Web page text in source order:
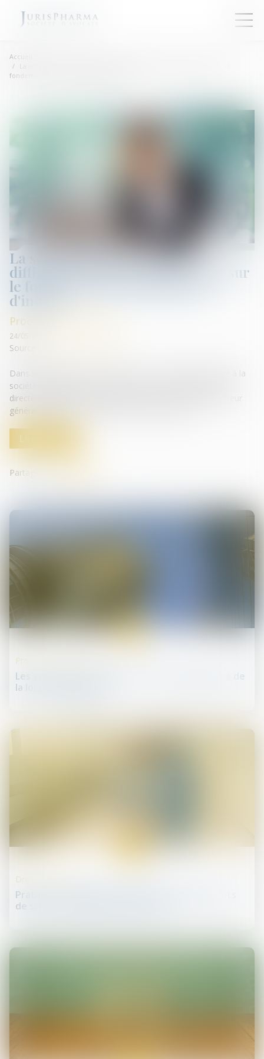
Accueil
La société qui dissimule ses difficultés peut être sanctionnée sur le
fondement du manquement d'initiés
La société qui dissimule ses
difficultés peut être sanctionnée sur
le fondement du manquement
d'initiés
Procédures collectives
24/05/2019
Source :
Dans sa décision du 17 avril 2019, la Commission a infligé à la
société Montaigne Fashion Group, son ancien président-
directeur général, M. Edouard Hubsch et son ancien directeur
général délégué en charge de la communication...
Lire la suite
Partager sur
Les effets de la loi PACTE sur les conséquences de
la loi de sauvegarde
Procédures collectives
Pratiques frauduleuses dans les établissements
de santé : enquête de la DGCCRF
Droit de la santé